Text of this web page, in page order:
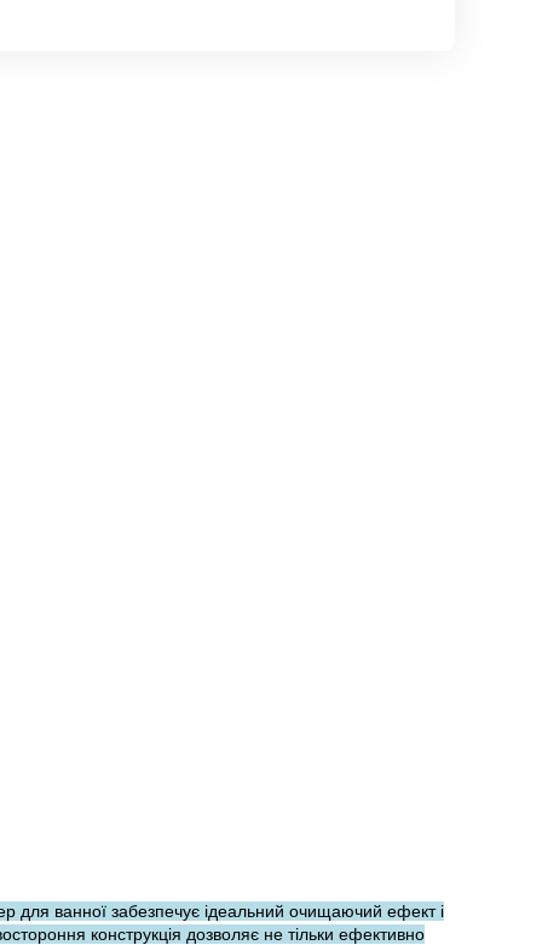
для ванної забезпечує ідеальний очищаючий ефект і
конструкція дозволяє не тільки ефективно